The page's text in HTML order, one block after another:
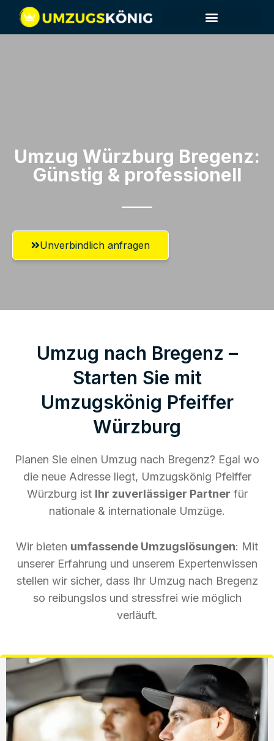
Umzug Würzburg​ Bregenz:
Günstig & professionell​
Unverbindlich anfragen
Umzug nach Bregenz –
Starten Sie mit
Umzugskönig Pfeiffer
Würzburg
Planen Sie einen Umzug nach Bregenz? Egal wo
die neue Adresse liegt, Umzugskönig Pfeiffer
Würzburg ist Ihr zuverlässiger Partner für
nationale & internationale Umzüge.
Wir bieten umfassende Umzugslösungen: Mit
unserer Erfahrung und unserem Expertenwissen
stellen wir sicher, dass Ihr Umzug nach Bregenz
so reibungslos und stressfrei wie möglich
verläuft.